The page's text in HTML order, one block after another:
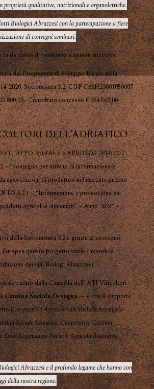
proprietà qualitative, nutrizionali e organolettiche.
Biologici Abruzzesi con la partecipazione a fiere
di convegni seminari.
da cassa di risonanza a queste iniziative.
dal Programma di Sviluppo Rurale della
2020, Sottomisura 3.2, CUP C68H23001050007
Contributo concesso € 364.560,00
DELL’ADRIATICO
RURALE – ABRUZZO 2014/2022
“Sostegno per attività di informazione e
associazioni di produttori nel mercato interno
3.2.1 – “Informazione e promozione sui
agricoli e alimentari” – Anno 2024” –
della Sottomisura 3.2 e grazie al sostegno
Europea questo progetto vuole favorire la
dei vini Biologi Abruzzesi.
curato dalla Capofila dell’ ATI Viticoltori
Cantina Sociale Orsogna— e con il supporto
(Cooperativa Agricola San Michele Arcangelo-
Sociale Sannitica, Cooperativa Cantina
Eredi Legonziano, Società Agricola Rosarubra
Abruzzesi e il profondo legame che hanno con
della nostra regione.